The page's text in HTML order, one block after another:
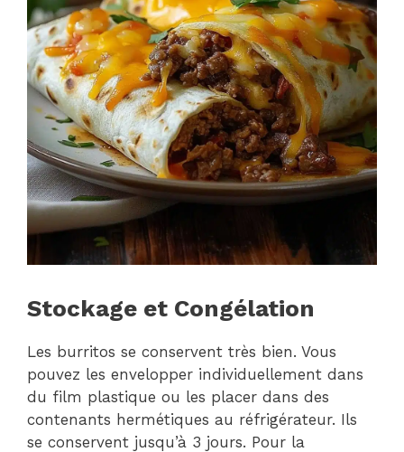
Stockage et Congélation
Les burritos se conservent très bien. Vous
pouvez les envelopper individuellement dans
du film plastique ou les placer dans des
contenants hermétiques au réfrigérateur. Ils
se conservent jusqu’à 3 jours. Pour la